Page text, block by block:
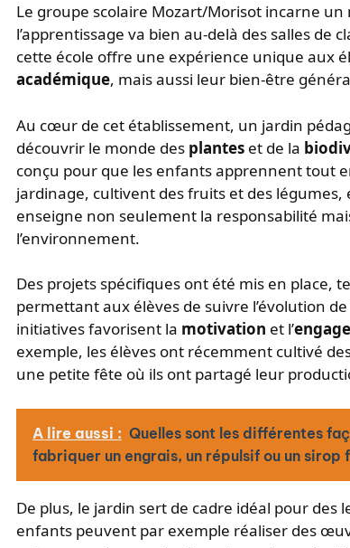
Le groupe scolaire Mozart/Morisot incarne
l’apprentissage va bien au-delà des salles de
cette école offre une expérience unique aux
académique, mais aussi leur bien-être
Au cœur de cet établissement, un jardin
découvrir le monde des plantes et de la
conçu pour que les enfants apprennent tout
jardinage, cultivent des fruits et des légumes,
enseigne non seulement la responsabilité
l’environnement.
Des projets spécifiques ont été mis en place,
permettant aux élèves de suivre l’évolution
initiatives favorisent la motivation et l’
exemple, les élèves ont récemment cultivé
une petite fête où ils ont partagé leur
A lire aussi : Quelles sont les différentes
fabriquer un engrais, un répulsif ou un sirop
De plus, le jardin sert de cadre idéal pour des
enfants peuvent par exemple réaliser des